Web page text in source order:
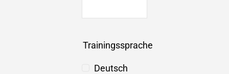
Trainingssprache
Deutsch